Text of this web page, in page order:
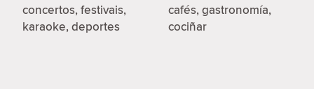
concertos, festivais,
karaoke, deportes
cafés, gastronomía,
cociñar